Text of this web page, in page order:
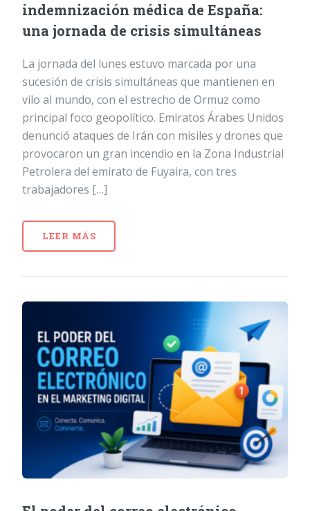
indemnización médica de España:
una jornada de crisis simultáneas
La jornada del lunes estuvo marcada por una
sucesión de crisis simultáneas que mantienen en
vilo al mundo, con el estrecho de Ormuz como
principal foco geopolítico. Emiratos Árabes Unidos
denunció ataques de Irán con misiles y drones que
provocaron un gran incendio en la Zona Industrial
Petrolera del emirato de Fuyaira, con tres
trabajadores […]
LEER MÁS